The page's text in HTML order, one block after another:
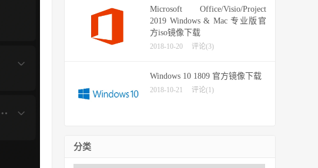
Microsoft Office/Visio/Project
2019 Windows & Mac 专业版官
方iso镜像下载
2018-10-20 评论(3)
Windows 10 1809 官方镜像下载
2018-10-21 评论(1)
分类